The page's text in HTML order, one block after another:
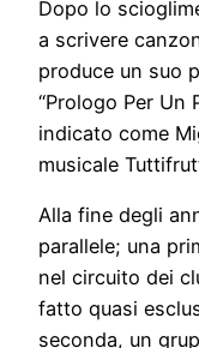
Dopo lo
a scrivere
produce un suo
“Prologo Per Un
indicato come
musicale
Alla fine degli
parallele; una
nel circuito dei
fatto quasi
seconda, un